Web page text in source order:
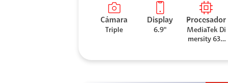
Cámara
Triple
Display
6.9"
Procesador
MediaTek Di
mersity 630